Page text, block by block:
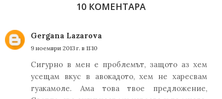
10 КОМЕНТАРА
Gergana Lazarova
9 ноември 2013 г. в 11:10
Сигурно в мен е проблемът, защото аз хем
усещам вкус в авокадото, хем не харесвам
гуакамоле. Ама това твое предложение,